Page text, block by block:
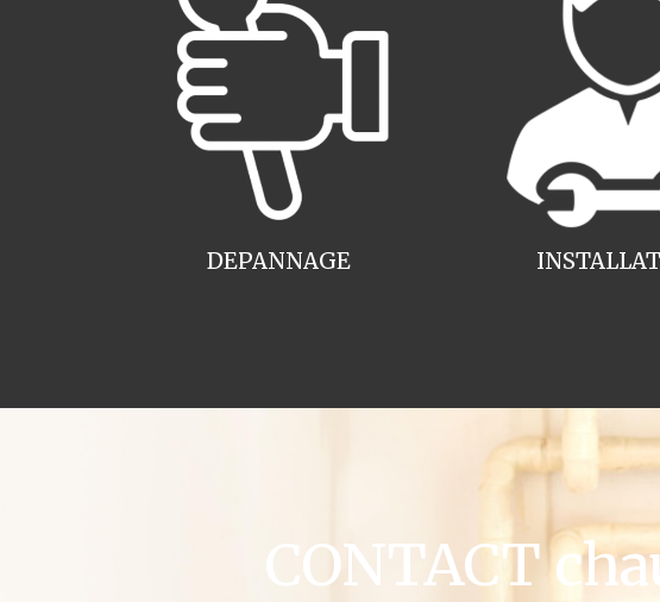
DEPANNAGE
CONTACT